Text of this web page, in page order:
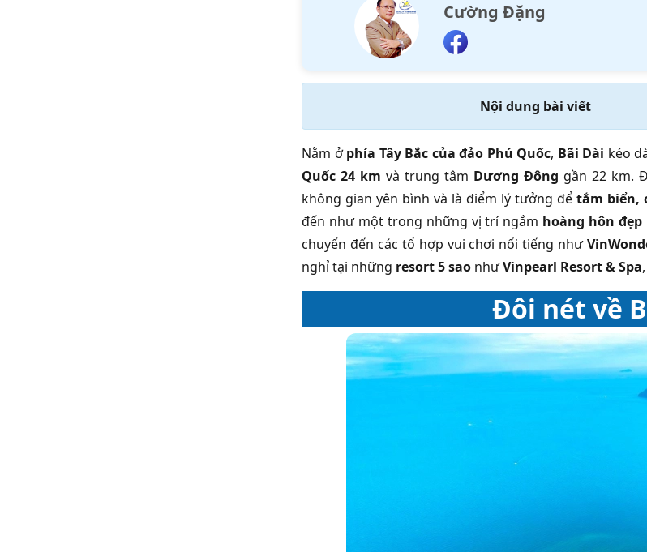
Cường Đặng
Nội dung bài viết
Nằm ởphía Tây Bắc của đảo Phú Quốc, Bãi Dài kéo
Quốc 24 km và trung tâm Dương Đông gần 22 km.
không gian yên bình và là điểm lý tưởng để tắm biển,
đến như một trong những vị trí ngắm hoàng hôn
chuyển đến các tổ hợp vui chơi nổi tiếng như
nghỉ tại những resort 5 sao nhưVinpearl Resort & Spa,
Đôi nét về